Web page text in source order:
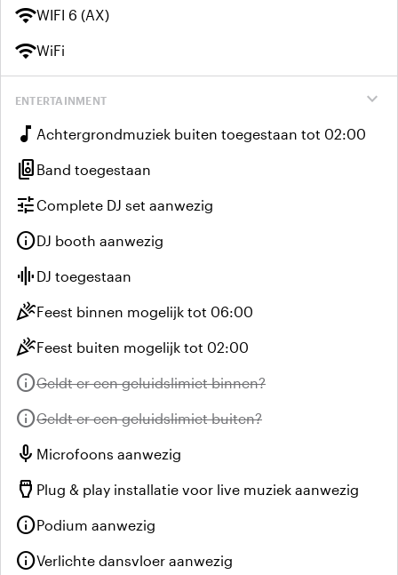
wifiWIFI 6 (AX)
wifiWiFi
expand_more
ENTERTAINMENT
music_note Achtergrondmuziek buiten toegestaan tot 02:00
speaker_group Band toegestaan
tuneComplete DJ set aanwezig
infoDJ booth aanwezig
graphic_eq DJ toegestaan
celebrationFeest binnen mogelijk tot 06:00
celebrationFeest buiten mogelijk tot 02:00
infoNiet beschikbaar:
Geldt er een geluidslimiet binnen?
infoNiet beschikbaar:
Geldt er een geluidslimiet buiten?
mic Microfoons aanwezig
settings_input_hdmi Plug & play installatie voor live muziek aanwezig
infoPodium aanwezig
infoVerlichte dansvloer aanwezig